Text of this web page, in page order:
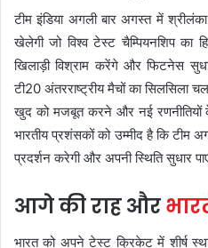
टीम इंडिया अगली बार अगस्त में
खेलेगी जो विश्व टेस्ट चैम्पियनशिप का
खिलाड़ी विश्राम करेंगे और फिटनेस
टी20 अंतरराष्ट्रीय मैचों का सिलसिला
खुद को मजबूत करने और नई रणनीतियों
भारतीय प्रशंसकों को उम्मीद है कि टीम
प्रदर्शन करेगी और अपनी स्थिति सुधार
आगे की राह और
भारत को अपने टेस्ट क्रिकेट में शीर्ष